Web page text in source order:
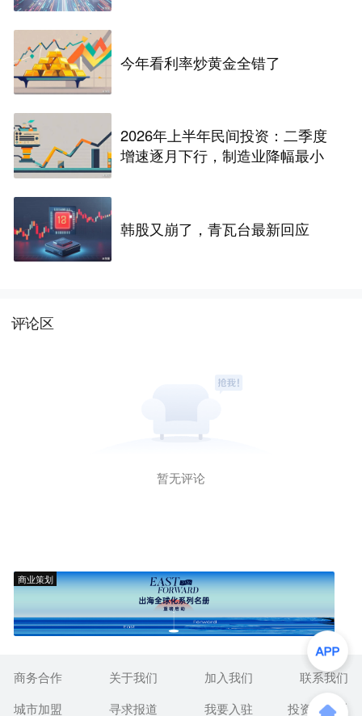
今年看利率炒黄金全错了
2026年上半年民间投资：二季度
增速逐月下行，制造业降幅最小
韩股又崩了，青瓦台最新回应
评论区
暂无评论
商业策划
商务合作 关于我们 加入我们
联系我们
城市加盟
寻求报道 我要入驻 投资者关系